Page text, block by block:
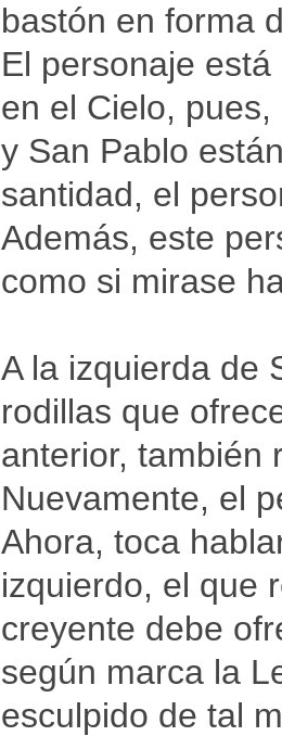
bastón en forma
El personaje
en el Cielo,
y San Pablo
santidad, el
Además, este
como si mirase
A la izquierda de
rodillas que
anterior, también
Nuevamente, el
Ahora, toca
izquierdo, el que
creyente debe
según marca la
esculpido de tal